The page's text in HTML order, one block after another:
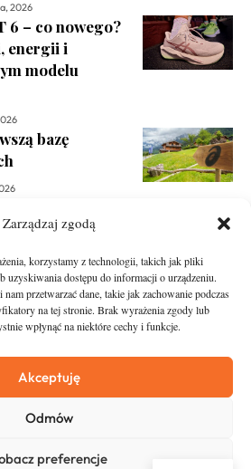
Zarządzaj zgodą
korzystamy z technologii, takich jak pliki
uzyskiwania dostępu do informacji o urządzeniu.
przetwarzać dane, takie jak zachowanie podczas
na tej stronie. Brak wyrażenia zgody lub
wpłynąć na niektóre cechy i funkcje.
Akceptuję
Odmów
preferencje
2026
6 – co nowego?
energii i
modelu
bazę
O nas
Zostań Patronem
Kontakt